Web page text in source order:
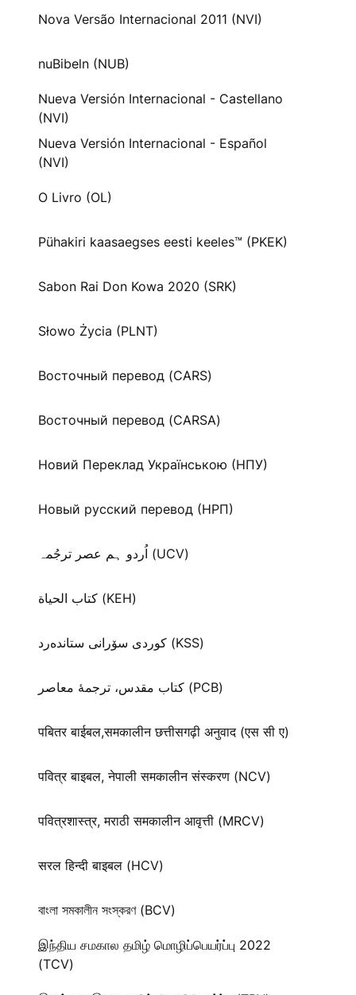
Nova Versão Internacional 2011 (NVI)
nuBibeln (NUB)
Nueva Versión Internacional - Castellano
(NVI)
Nueva Versión Internacional - Español
(NVI)
O Livro (OL)
Pühakiri kaasaegses eesti keeles™ (PKEK)
Sabon Rai Don Kowa 2020 (SRK)
Słowo Życia (PLNT)
Восточный перевод (CARS)
Восточный перевод (CARSA)
Новий Переклад Українською (НПУ)
Новый русский перевод (НРП)
اُردو ہم عصر ترجُمہ (UCV)
كتاب الحياة (KEH)
كوردی سۆرانی ستانده‌رد (KSS)
کتاب مقدس، ترجمۀ معاصر (PCB)
पबितर बाईबल,समकालीन छत्तीसगढ़ी अनुवाद (एस सी ए)
पवित्र बाइबल, नेपाली समकालीन संस्करण (NCV)
पवित्रशास्त्र, मराठी समकालीन आवृत्ती (MRCV)
सरल हिन्दी बाइबल (HCV)
বাংলা সমকালীন সংস্করণ (BCV)
இந்திய சமகால தமிழ் மொழிப்பெயர்ப்பு 2022
(TCV)